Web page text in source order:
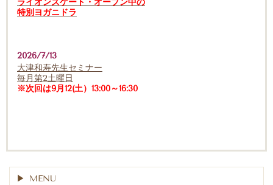
ライオンズゲート・オープン中の
特別ヨガニドラ
2026/7/13
大津和寿先生セミナー
毎月第2土曜日
※次回は9月12(土）13:00～16:30
MENU